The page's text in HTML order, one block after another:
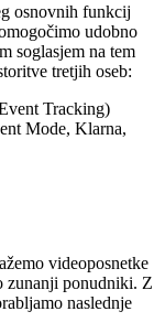
osnovnih funkcij
udobno
soglasjem na tem
tretjih oseb:
Tracking)
Mode, Klarna,
videoposnetke
zunanji ponudniki. Z
naslednje